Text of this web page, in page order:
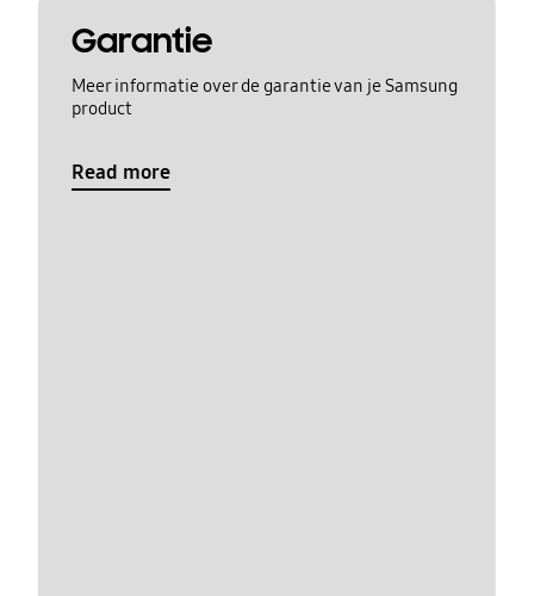
Garantie
Meer informatie over de garantie van je Samsung
product
Read more